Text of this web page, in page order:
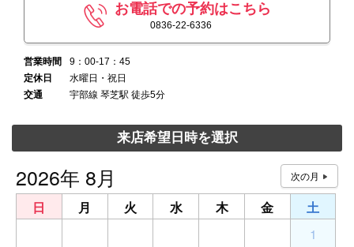
お電話での予約はこちら
0836-22-6336
営業時間
9：00-17：45
定休日
水曜日・祝日
交通
宇部線 琴芝駅 徒歩5分
来店希望日時を選択
2026年 8月
日 月 火 水 木 金
土
1